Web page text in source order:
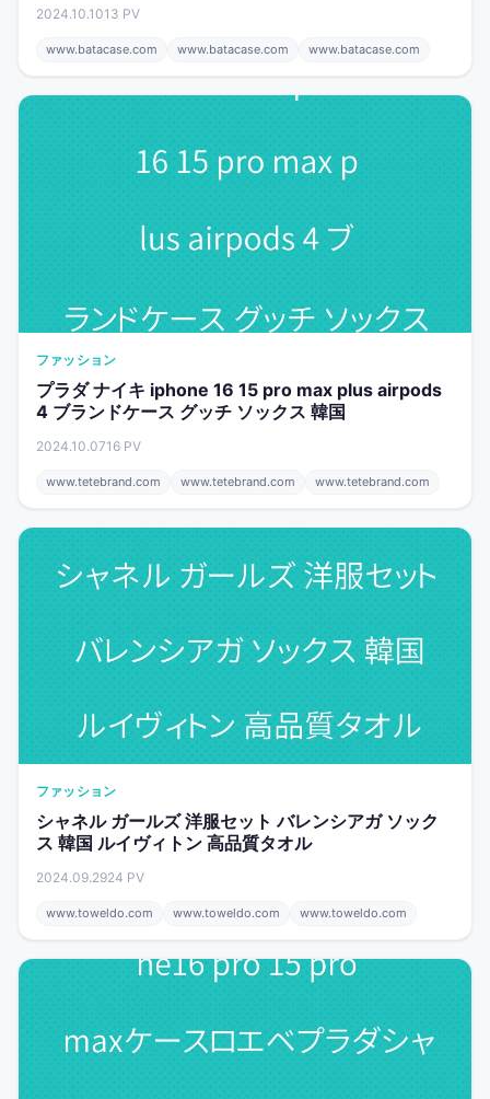
2024.10.1013 PV
www.batacase.com www.batacase.com www.batacase.com
ファッション
プラダ ナイキ iphone 16 15 pro max plus airpods
4 ブランドケース グッチ ソックス 韓国
2024.10.0716 PV
www.tetebrand.com www.tetebrand.com www.tetebrand.com
ファッション
シャネル ガールズ 洋服セット バレンシアガ ソック
ス 韓国 ルイヴィトン 高品質タオル
2024.09.2924 PV
www.toweldo.com www.toweldo.com www.toweldo.com